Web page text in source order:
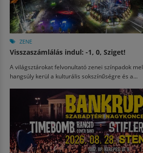
ZENE
Visszaszámlálás indul: -1, 0, Sziget!
A világsztárokat felvonultató zenei színpadok
hangsúly kerül a kulturális sokszínűségre és a...